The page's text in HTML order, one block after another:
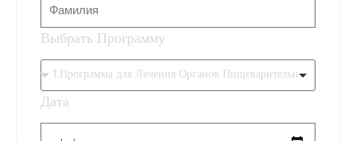
Выбрать Программу
Дата